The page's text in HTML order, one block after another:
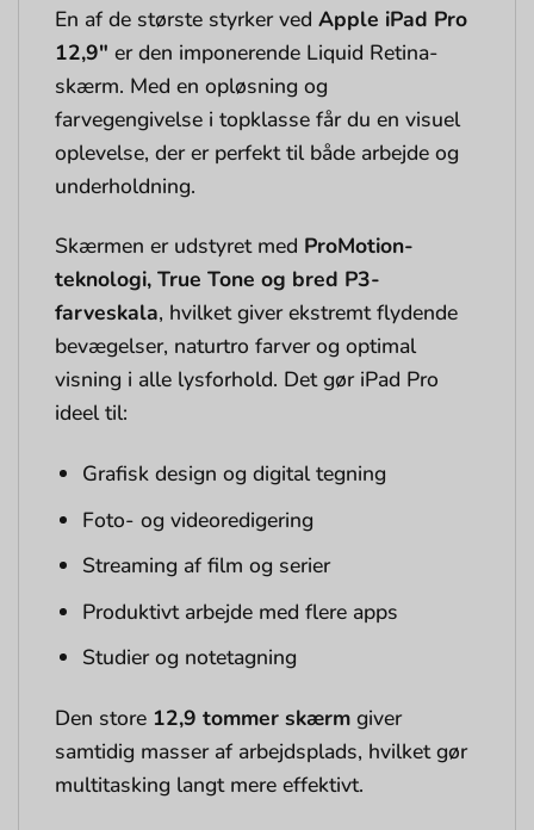
En af de største styrker ved Apple iPad Pro
12,9″ er den imponerende Liquid Retina-
skærm. Med en opløsning og
farvegengivelse i topklasse får du en visuel
oplevelse, der er perfekt til både arbejde og
underholdning.
Skærmen er udstyret med ProMotion-
teknologi, True Tone og bred P3-
farveskala, hvilket giver ekstremt flydende
bevægelser, naturtro farver og optimal
visning i alle lysforhold. Det gør iPad Pro
ideel til:
Grafisk design og digital tegning
Foto- og videoredigering
Streaming af film og serier
Produktivt arbejde med flere apps
Studier og notetagning
Den store 12,9 tommer skærm giver
samtidig masser af arbejdsplads, hvilket gør
multitasking langt mere effektivt.